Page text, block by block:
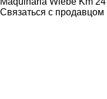
Связаться с продавцом